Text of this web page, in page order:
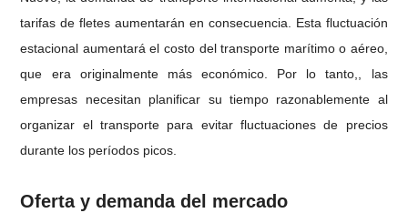
tarifas de fletes aumentarán en consecuencia. Esta fluctuación
estacional aumentará el costo del transporte marítimo o aéreo,
que era originalmente más económico. Por lo tanto,, las
empresas necesitan planificar su tiempo razonablemente al
organizar el transporte para evitar fluctuaciones de precios
durante los períodos picos.
Oferta y demanda del mercado